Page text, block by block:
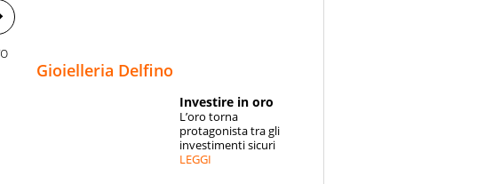
SPECIALI
Gioielleria Delfino
Investire in oro
L’oro torna
protagonista tra gli
investimenti sicuri
LEGGI